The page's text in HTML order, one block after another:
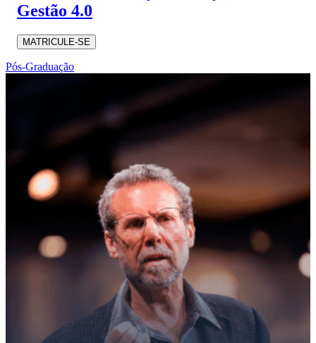
Gestão 4.0
MATRICULE-SE
Pós-Graduação